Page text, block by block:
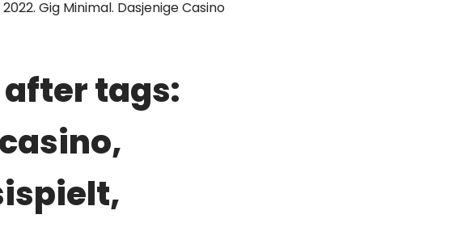
Gig Minimal. Dasjenige Casino
after tags: